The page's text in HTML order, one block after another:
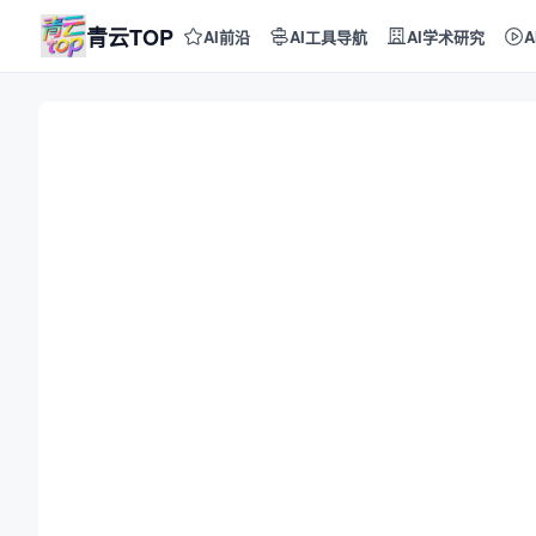
青云TOP AI前沿 AI工具导航 AI学术研究